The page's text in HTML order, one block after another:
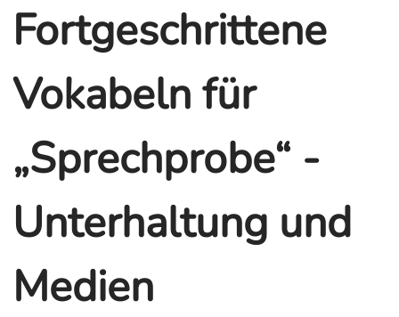
Fortgeschrittene
Vokabeln für
„Sprechprobe“ -
Unterhaltung und
Medien